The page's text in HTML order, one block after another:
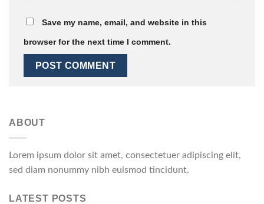
Save my name, email, and website in this
browser for the next time I comment.
ABOUT
Lorem ipsum dolor sit amet, consectetuer adipiscing elit,
sed diam nonummy nibh euismod tincidunt.
LATEST POSTS